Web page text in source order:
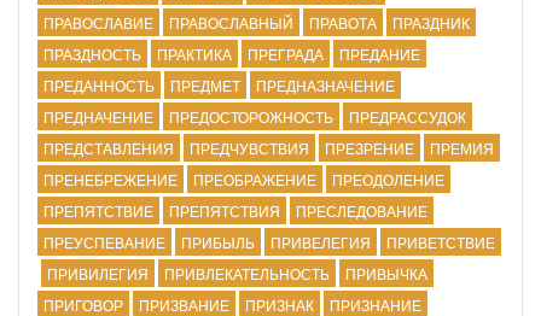
ПРАВОСЛАВИЕ
ПРАВОСЛАВНЫЙ ПРАВОТА
ПРАЗДНИК
ПРАЗДНОСТЬ
ПРАКТИКА ПРЕГРАДА
ПРЕДАНИЕ
ПРЕДАННОСТЬ
ПРЕДМЕТ
ПРЕДНАЗНАЧЕНИЕ
ПРЕДНАЧЕНИЕ
ПРЕДОСТОРОЖНОСТЬ
ПРЕДРАССУДОК
ПРЕДСТАВЛЕНИЯ
ПРЕДЧУВСТВИЯ ПРЕЗРЕНИЕ
ПРЕМИЯ
ПРЕНЕБРЕЖЕНИЕ
ПРЕОБРАЖЕНИЕ
ПРЕОДОЛЕНИЕ
ПРЕПЯТСТВИЕ
ПРЕПЯТСТВИЯ
ПРЕСЛЕДОВАНИЕ
ПРЕУСПЕВАНИЕ
ПРИБЫЛЬ ПРИВЕЛЕГИЯ
ПРИВЕТСТВИЕ
ПРИВИЛЕГИЯ
ПРИВЛЕКАТЕЛЬНОСТЬ
ПРИВЫЧКА
ПРИГОВОР
ПРИЗВАНИЕ ПРИЗНАК
ПРИЗНАНИЕ